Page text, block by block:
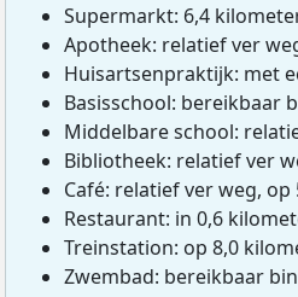
Supermarkt: 6,4
Apotheek: relatief ver
Huisartsenpraktijk: met
Basisschool: bereikbaar
Middelbare school:
Bibliotheek: relatief ver
Café: relatief ver weg,
Restaurant: in 0,6
Treinstation: op 8,0
Zwembad: bereikbaar